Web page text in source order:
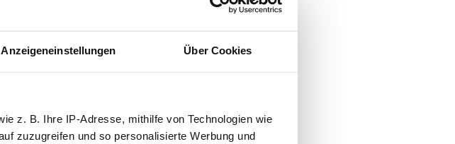
Anzeigeneinstellungen Über Cookies
z. B. Ihre IP-Adresse, mithilfe von Technologien wie
zuzugreifen und so personalisierte Werbung und